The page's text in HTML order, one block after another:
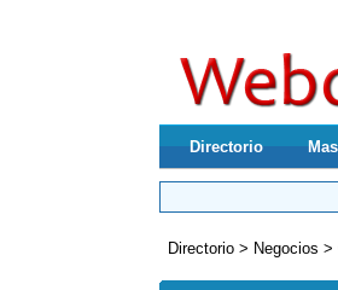
Directorio
Directorio > Negocios >